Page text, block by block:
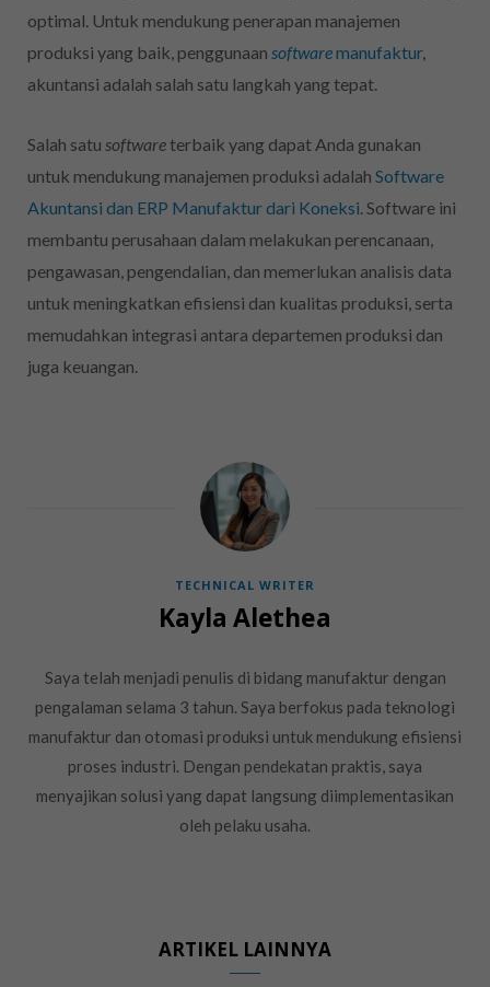
optimal. Untuk mendukung penerapan manajemen
produksi yang baik, penggunaan softwaremanufaktur,
akuntansi adalah salah satu langkah yang tepat.
Salah satu softwareterbaik yang dapat Anda gunakan
untuk mendukung manajemen produksi adalah Software
Akuntansi dan ERP Manufaktur dari Koneksi . Software ini
membantu perusahaan dalam melakukan perencanaan,
pengawasan, pengendalian, dan memerlukan analisis data
untuk meningkatkan efisiensi dan kualitas produksi, serta
memudahkan integrasi antara departemen produksi dan
juga keuangan.
TECHNICAL WRITER
Kayla Alethea
Saya telah menjadi penulis di bidang manufaktur dengan
pengalaman selama 3 tahun. Saya berfokus pada teknologi
manufaktur dan otomasi produksi untuk mendukung efisiensi
proses industri. Dengan pendekatan praktis, saya
menyajikan solusi yang dapat langsung diimplementasikan
oleh pelaku usaha.
ARTIKEL LAINNYA